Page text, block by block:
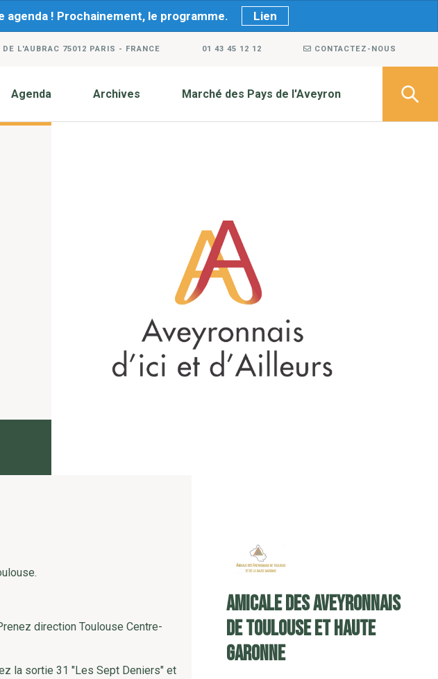
! Prochainement, le programme. Lien
DE L'AUBRAC 75012 PARIS - FRANCE 01 43 45 12 12 CONTACTEZ-NOUS
Agenda Archives Marché des Pays de l'Aveyron
Amicale des Aveyronnais
de Toulouse et Haute
Garonne
direction Toulouse Centre-
la sortie 31 "Les Sept Deniers" et